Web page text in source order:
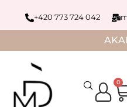
+420 773 724 042
0